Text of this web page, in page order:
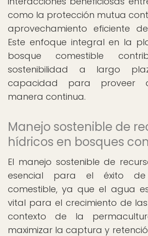
como la protección mutua
aprovechamiento eficiente
Este enfoque integral en la
bosque comestible
sostenibilidad a largo
capacidad para proveer
manera continua.
Manejo sostenible de
hídricos en bosques
El manejo sostenible de
esencial para el éxito
comestible, ya que el agua
vital para el crecimiento de
contexto de la
maximizar la captura y